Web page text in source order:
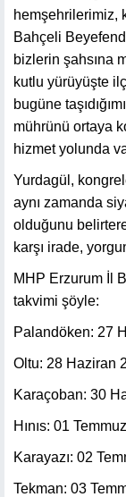
hemşehrilerimiz,
Bahçeli
bizlerin şahsına
kutlu yürüyüşte
bugüne
mührünü ortaya
hizmet yolunda
Yurdagül,
aynı zamanda
olduğunu
karşı irade,
MHP Erzurum İl
takvimi şöyle:
Palandöken: 27
Oltu: 28 Haziran
Karaçoban: 30
Hınıs: 01
Karayazı: 02
Tekman: 03